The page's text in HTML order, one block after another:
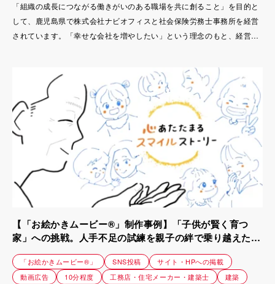
「組織の成長につながる働きがいのある職場を共に創ること」を目的と
して、鹿児島県で株式会社ナビオフィスと社会保険労務士事務所を経営
されています。「幸せな会社を増やしたい」という理念のもと、経営者
新商品であった「人財ハピナビ」の説明が難しく、他と同じようなLPに
なってしまっていることから、心に引っかかるような印象に残る宣伝ツ
ールを探されていました。
【「お絵かきムービー®」制作事例】「子供が賢く育つ
家」への挑戦。人手不足の試練を親子の絆で乗り越えた工
務店の紹介動画｜株式会社リブランド
「お絵かきムービー®」 SNS投稿
サイト・HPへの掲載
動画広告
10分程度 工務店・住宅メーカー・建築士
建築